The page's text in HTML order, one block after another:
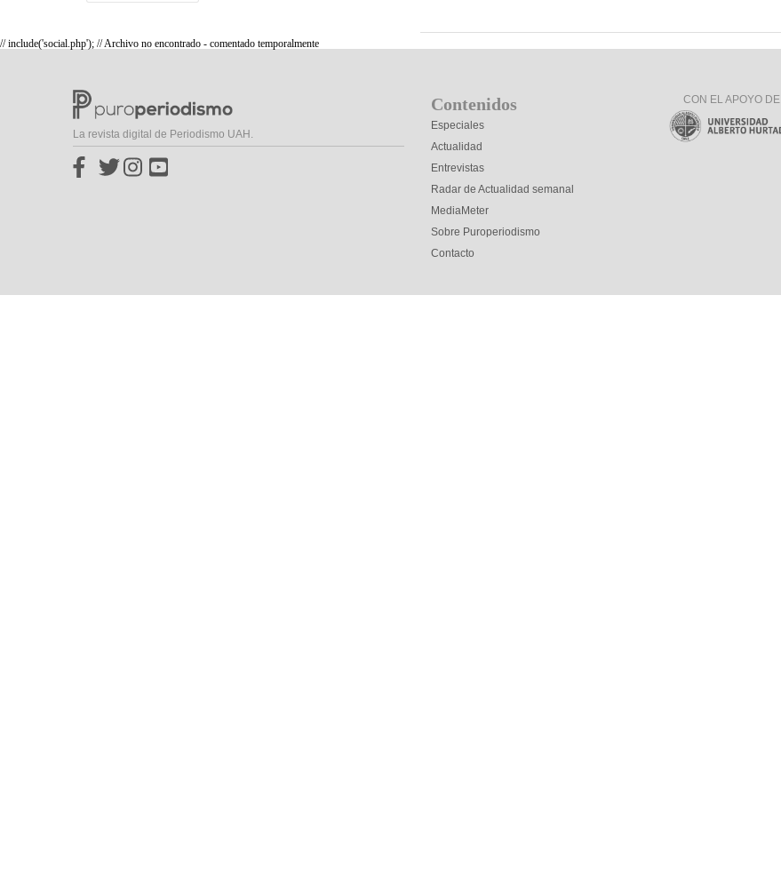
// include('social.php'); // Archivo no encontrado - comentado temporalmente
La revista digital de Periodismo UAH.
Contenidos
Especiales
Actualidad
Entrevistas
Radar de Actualidad semanal
MediaMeter
Sobre Puroperiodismo
Contacto
CON EL APOYO DE